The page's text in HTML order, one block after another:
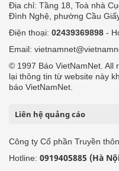
Địa chỉ: Tầng 18, Toà nhà
Đình Nghệ, phường Cầu
Điện thoại: 02439369898 -
Email:
© 1997 Báo VietNamNet. All
lại thông tin từ website này
báo VietNamNet.
Liên hệ quảng cáo
Công ty Cổ phần Truyền
Hotline: 0919405885 (Hà